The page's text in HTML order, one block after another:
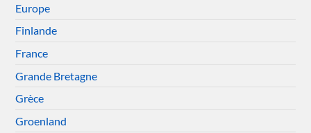
Europe
Finlande
France
Grande Bretagne
Grèce
Groenland